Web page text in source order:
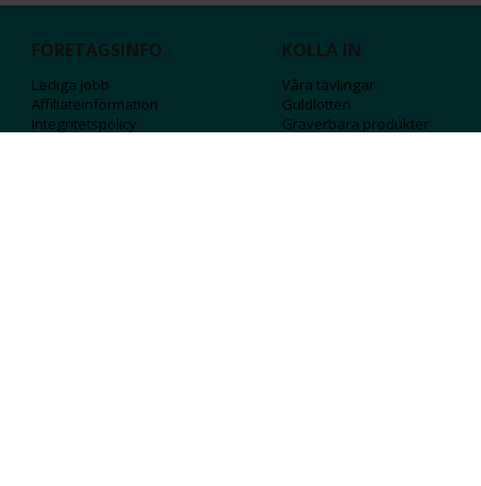
FÖRETAGSINFO
Lediga jobb
Affiliateinformation
Integritetspolicy
KOLLA IN
Våra tävlingar
Guldlotten
Graverbara produkter